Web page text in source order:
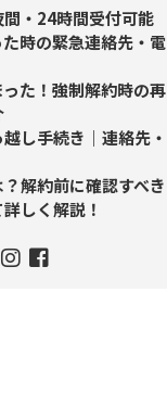
間・24時間受付可能
時の緊急連絡先・電
た！強制解約時の再
し手続き｜連絡先・
解約前に確認すべき
しく解説！